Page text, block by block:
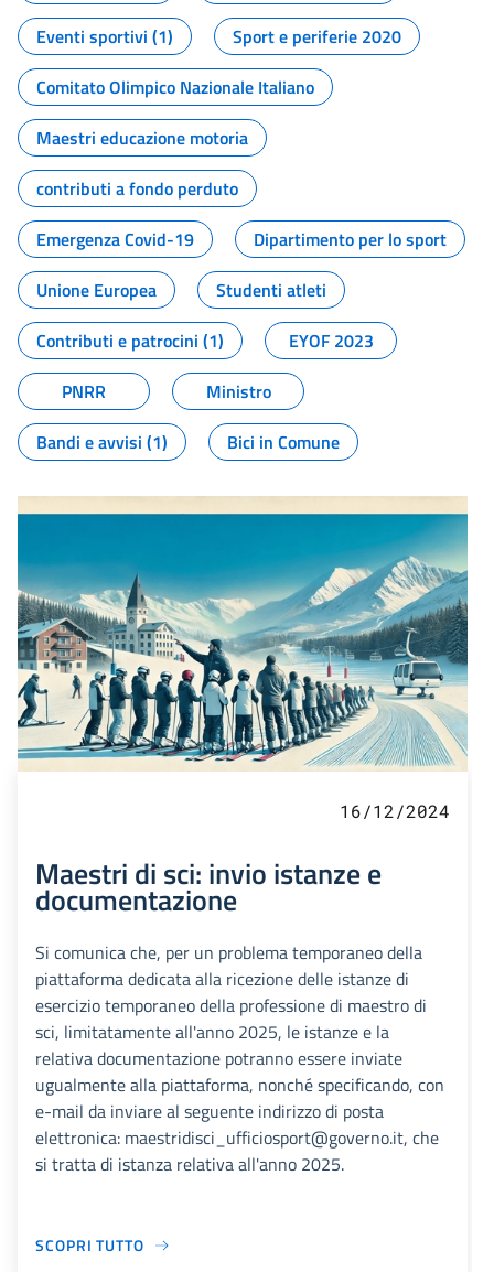
Eventi sportivi (1)
Sport e periferie 2020
Comitato Olimpico Nazionale Italiano
Maestri educazione motoria
contributi a fondo perduto
Emergenza Covid-19
Dipartimento per lo sport
Unione Europea
Studenti atleti
Contributi e patrocini (1)
EYOF 2023
PNRR
Ministro
Bandi e avvisi (1)
Bici in Comune
16/12/2024
Maestri di sci: invio istanze e
documentazione
Si comunica che, per un problema temporaneo della
piattaforma dedicata alla ricezione delle istanze di
esercizio temporaneo della professione di maestro di
sci, limitatamente all'anno 2025, le istanze e la
relativa documentazione potranno essere inviate
ugualmente alla piattaforma, nonché specificando, con
e-mail da inviare al seguente indirizzo di posta
elettronica: maestridisci_ufficiosport@governo.it, che
si tratta di istanza relativa all'anno 2025.
SCOPRI TUTTO